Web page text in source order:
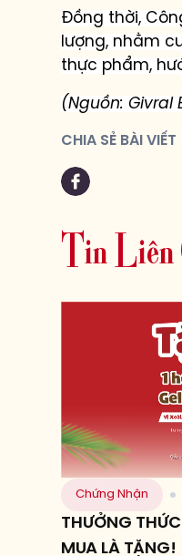
Đồng thời,
lượng, nhằm
thực phẩm,
(Nguồn: Givral
CHIA SẺ BÀI VIẾT
in Liên
Chứng Nhận
THƯỞNG
MUA LÀ TẶNG!